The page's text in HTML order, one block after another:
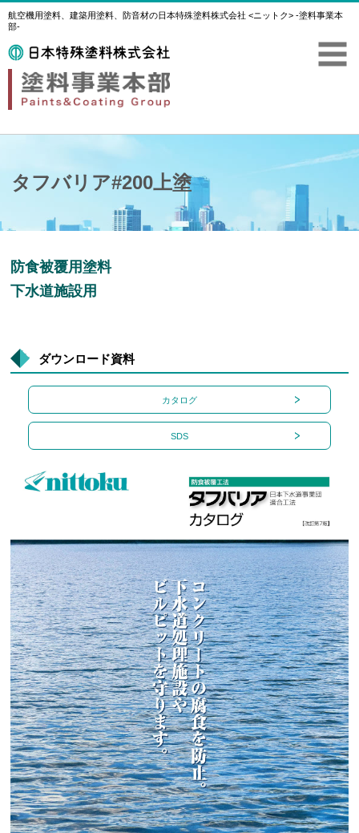
航空機用塗料、建築用塗料、防音材の日本特殊塗料株式会社 <ニットク> -塗料事業本
部-
タフバリア#200上塗
防食被覆用塗料
下水道施設用
ダウンロード資料
カタログ
SDS